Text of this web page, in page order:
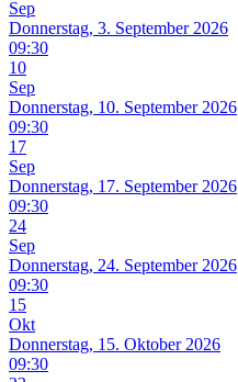
Sep
Donnerstag, 3. September 2026
09:30
10
Sep
Donnerstag, 10. September 2026
09:30
17
Sep
Donnerstag, 17. September 2026
09:30
24
Sep
Donnerstag, 24. September 2026
09:30
15
Okt
Donnerstag, 15. Oktober 2026
09:30